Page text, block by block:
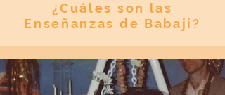
¿Cuáles son las
Enseñanzas de Babaji?